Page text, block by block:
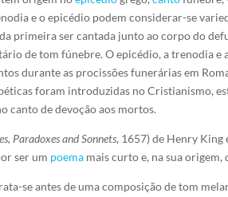
e o epicédio podem considerar-se
primeira ser cantada junto ao corpo do
de tom fúnebre. O epicédio, a trenodia e
durante as procissões funerárias em
foram introduzidas no Cristianismo,
canto de devoção aos mortos.
Paradoxes and Sonnets, 1657) de Henry King
ser um poema mais curto e, na sua origem,
se antes de uma composição de tom